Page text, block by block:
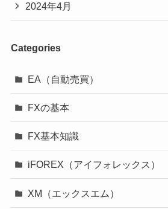
2024年4月
Categories
EA（自動売買）
FXの基本
FX基本知識
iFOREX（アイフォレックス）
XM（エックスエム）